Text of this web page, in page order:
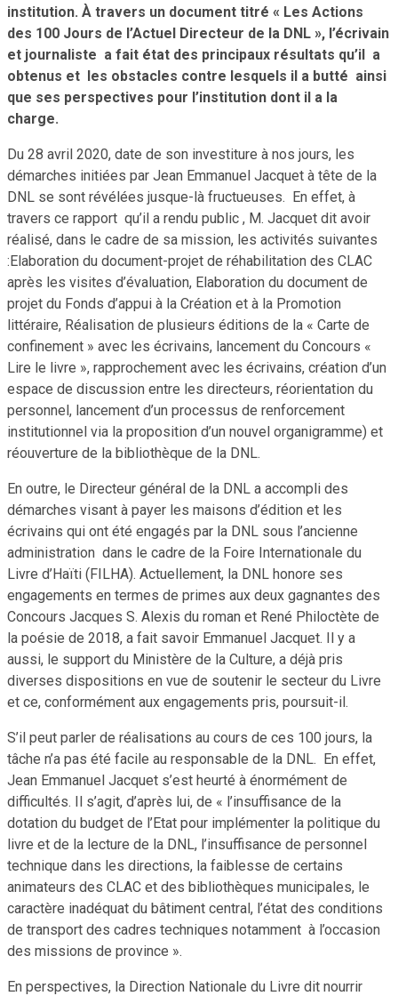
institution. À travers un document titré « Les Actions
des 100 Jours de l’Actuel Directeur de la DNL », l’écrivain
et journaliste a fait état des principaux résultats qu’il a
obtenus et les obstacles contre lesquels il a butté ainsi
que ses perspectives pour l’institution dont il a la
charge.
Du 28 avril 2020, date de son investiture à nos jours, les
démarches initiées par Jean Emmanuel Jacquet à tête de la
DNL se sont révélées jusque-là fructueuses. En effet, à
travers ce rapport qu’il a rendu public , M. Jacquet dit avoir
réalisé, dans le cadre de sa mission, les activités suivantes
:Elaboration du document-projet de réhabilitation des CLAC
après les visites d’évaluation, Elaboration du document de
projet du Fonds d’appui à la Création et à la Promotion
littéraire, Réalisation de plusieurs éditions de la « Carte de
confinement » avec les écrivains, lancement du Concours «
Lire le livre », rapprochement avec les écrivains, création d’un
espace de discussion entre les directeurs, réorientation du
personnel, lancement d’un processus de renforcement
institutionnel via la proposition d’un nouvel organigramme) et
réouverture de la bibliothèque de la DNL.
En outre, le Directeur général de la DNL a accompli des
démarches visant à payer les maisons d’édition et les
écrivains qui ont été engagés par la DNL sous l’ancienne
administration dans le cadre de la Foire Internationale du
Livre d’Haïti (FILHA). Actuellement, la DNL honore ses
engagements en termes de primes aux deux gagnantes des
Concours Jacques S. Alexis du roman et René Philoctète de
la poésie de 2018, a fait savoir Emmanuel Jacquet. Il y a
aussi, le support du Ministère de la Culture, a déjà pris
diverses dispositions en vue de soutenir le secteur du Livre
et ce, conformément aux engagements pris, poursuit-il.
S’il peut parler de réalisations au cours de ces 100 jours, la
tâche n’a pas été facile au responsable de la DNL. En effet,
Jean Emmanuel Jacquet s’est heurté à énormément de
difficultés. Il s’agit, d’après lui, de « l’insuffisance de la
dotation du budget de l’Etat pour implémenter la politique du
livre et de la lecture de la DNL, l’insuffisance de personnel
technique dans les directions, la faiblesse de certains
animateurs des CLAC et des bibliothèques municipales, le
caractère inadéquat du bâtiment central, l’état des conditions
de transport des cadres techniques notamment à l’occasion
des missions de province ».
En perspectives, la Direction Nationale du Livre dit nourrir